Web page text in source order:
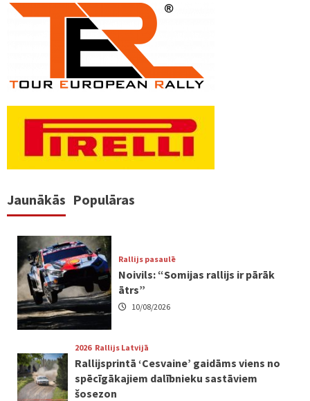
Jaunākās Populāras
Rallijs pasaulē
Noivils: “Somijas rallijs ir pārāk
ātrs”
10/08/2026
2026 Rallijs Latvijā
Rallijsprintā ‘Cesvaine’ gaidāms viens no
spēcīgākajiem dalībnieku sastāviem
šosezon